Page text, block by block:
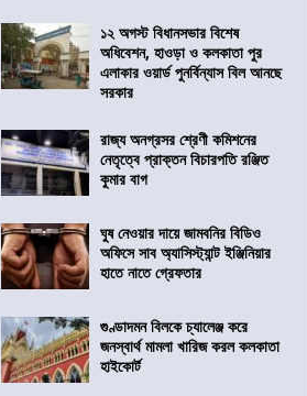
১২ অগস্ট বিধানসভার বিশেষ
অধিবেশন, হাওড়া ও কলকাতা পুর
এলাকার ওয়ার্ড পুনর্বিন্যাস বিল আনছে
সরকার
রাজ্য অনগ্রসর শ্রেণী কমিশনের
নেতৃত্বে প্রাক্তন বিচারপতি রঞ্জিত
কুমার বাগ
ঘুষ নেওয়ার দায়ে জামবনির বিডিও
অফিসে সাব অ্যাসিস্ট্যান্ট ইঞ্জিনিয়ার
হাতে নাতে গ্রেফতার
গুণ্ডাদমন বিলকে চ্যালেঞ্জ করে
জনস্বার্থ মামলা খারিজ করল কলকাতা
হাইকোর্ট